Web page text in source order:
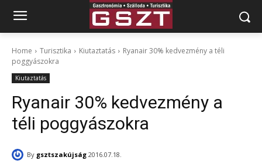
Home Turisztika Kiutaztatás
Ryanair 30% kedvezmény a téli
poggyászokra
Kiutaztatás
Ryanair 30% kedvezmény a
téli poggyászokra
By gsztszakújság 2016.07.18.